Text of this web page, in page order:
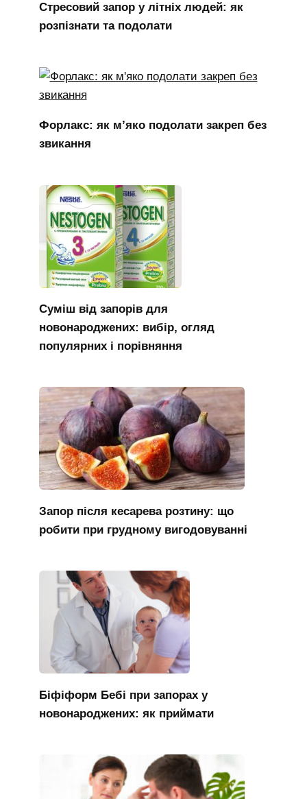
Стресовий запор у літніх людей: як
розпізнати та подолати
Форлакс: як м’яко подолати закреп без
звикання
Суміш від запорів для
новонароджених: вибір, огляд
популярних і порівняння
Запор після кесарева розтину: що
робити при грудному вигодовуванні
Біфіформ Бебі при запорах у
новонароджених: як приймати